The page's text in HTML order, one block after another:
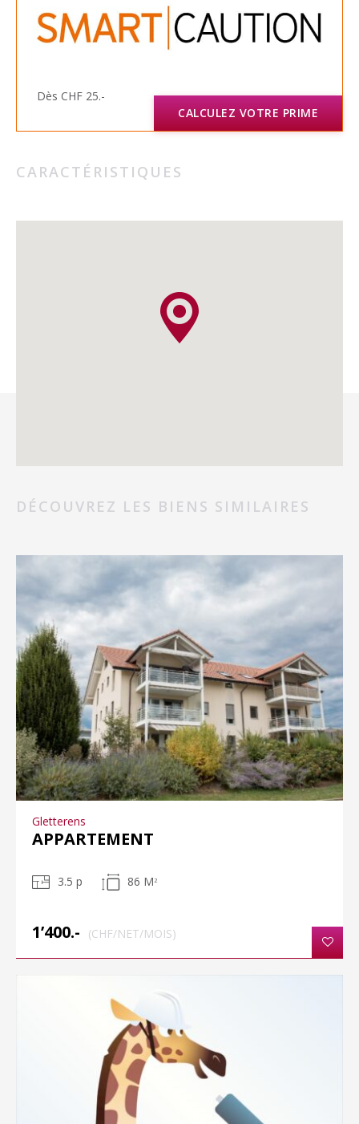
Dès CHF 25.-
CALCULEZ VOTRE PRIME
CARACTÉRISTIQUES
DÉCOUVREZ LES BIENS SIMILAIRES
Gletterens
APPARTEMENT
3.5 p 86 M 2
1’400.- (CHF/NET/MOIS)